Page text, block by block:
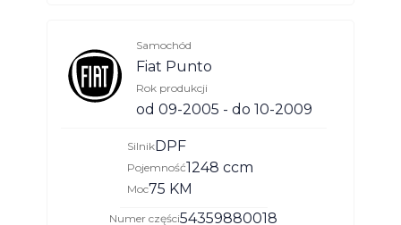
Samochód
Fiat Punto
Rok produkcji
od 09-2005 - do 10-2009
SilnikDPF
Pojemność1248 ccm
Moc75 KM
Numer części54359880018